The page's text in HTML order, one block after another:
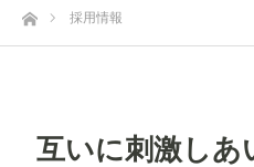
ホーム採用情報
互いに刺激しあ